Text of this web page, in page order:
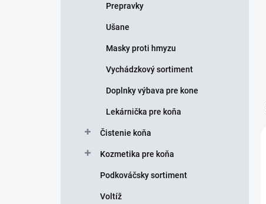
Prepravky
Ušane
Masky proti hmyzu
Vychádzkový sortiment
Doplnky výbava pre kone
Lekárnička pre koňa
Čistenie koňa
Kozmetika pre koňa
Podkováčsky sortiment
Voltíž